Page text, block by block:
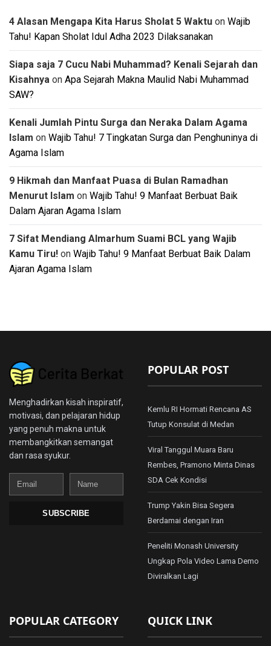
4 Alasan Mengapa Kita Harus Sholat 5 Waktu on Wajib
Tahu! Kapan Sholat Idul Adha 2023 Dilaksanakan
Siapa saja 7 Cucu Nabi Muhammad? Kenali Sejarah dan
Kisahnya on Apa Sejarah Makna Maulid Nabi Muhammad
SAW?
Kenali Jumlah Pintu Surga dan Neraka Dalam Agama
Islam on Wajib Tahu! 7 Tingkatan Surga dan Penghuninya di
Agama Islam
9 Hikmah dan Manfaat Puasa di Bulan Ramadhan
Menurut Islam on Wajib Tahu! 9 Manfaat Berbuat Baik
Dalam Ajaran Agama Islam
7 Sifat Mendiang Almarhum Suami BCL yang Wajib
Kamu Tiru! on Wajib Tahu! 9 Manfaat Berbuat Baik Dalam
Ajaran Agama Islam
Menghadirkan kisah inspiratif,
motivasi, dan pelajaran hidup
yang penuh makna untuk
membangkitkan semangat
dan rasa syukur.
Email
Name
SUBSCRIBE
POPULAR POST
Kemlu RI Hormati Rencana AS
Tutup Konsulat di Medan
Viral Tanggul Muara Baru
Rembes, Pramono Minta Dinas
SDA Cek Kondisi
Trump Yakin Bisa Segera
Berdamai dengan Iran
Peneliti Monash University
Ungkap Pola Video Lama Demo
Diviralkan Lagi
POPULAR CATEGORY QUICK LINK